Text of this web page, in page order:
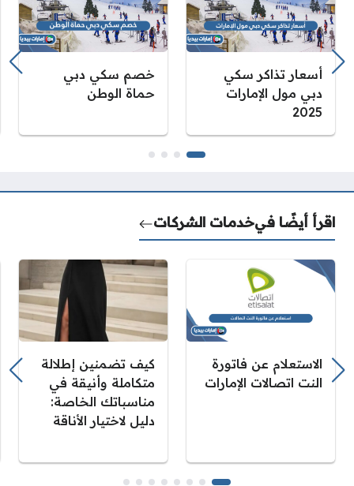
أسعار تذاكر سكي
دبي مول الإمارات
2025
خصم سكي دبي
حماة الوطن
اقرأ أيضًا فيخدمات الشركات
الاستعلام عن فاتورة
النت اتصالات الإمارات
كيف تضمنين إطلالة
متكاملة وأنيقة في
مناسباتك الخاصة:
دليل لاختيار الأناقة